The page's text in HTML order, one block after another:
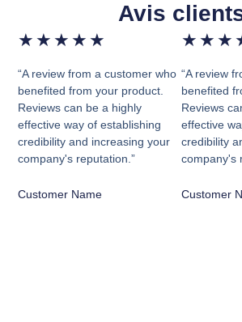
Avis
★ ★ ★ ★ ★
“A review from a customer who
benefited from your product.
Reviews can be a highly
effective way of establishing
credibility and increasing your
company's reputation.”
Customer Name
★ ★ ★
“A review
benefited
Reviews
effective
credibility
company's
Customer